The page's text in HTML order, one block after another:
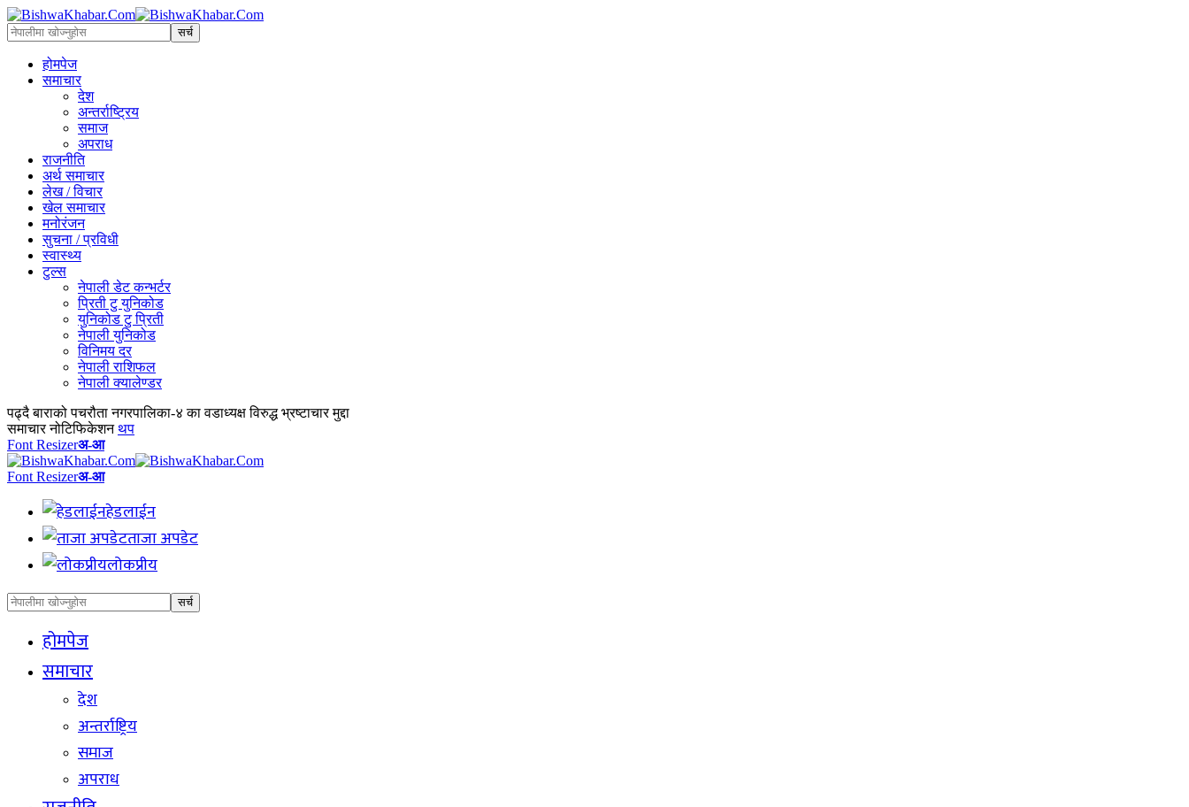
होमपेज
समाचार
देश
अन्तर्राष्ट्रिय
समाज
अपराध
राजनीति
अर्थ समाचार
लेख / विचार
खेल समाचार
मनोरंजन
सुचना / प्रविधी
स्वास्थ्य
टुल्स
नेपाली डेट कन्भर्टर
प्रिती टु युनिकोड
युनिकोड टु प्रिती
नेपाली युनिकोड
विनिमय दर
नेपाली राशिफल
नेपाली क्यालेण्डर
पढ्दै बाराको पचरौता नगरपालिका-४ का वडाध्यक्ष विरुद्ध भ्रष्टाचार मुद्दा
समाचार नोटिफिकेशन थप
Font Resizerअ-आ
Font Resizerअ-आ
हेडलाईन
ताजा अपडेट
लोकप्रीय
होमपेज
समाचार
देश
अन्तर्राष्ट्रिय
समाज
अपराध